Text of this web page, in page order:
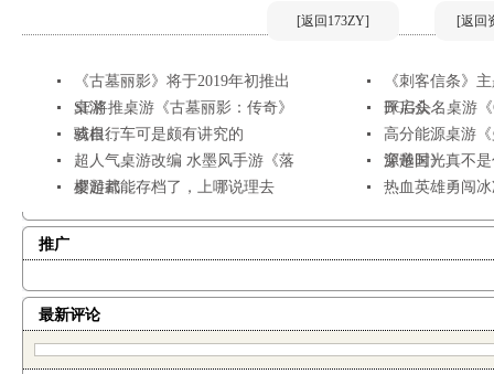
[返回173ZY] [返回
《古墓丽影》将于2019年初推出
桌游
《刺客信条》
开启众...
SE将推桌游《古墓丽影：传奇》
或根...
BGG头名桌游
骑自行车可是颇有讲究的
高分能源桌游
源帝国》
超人气桌游改编 水墨风手游《落
樱起武...
穿越时光真不
桌游都能存档了，上哪说理去
热血英雄勇闯
推广
最新评论